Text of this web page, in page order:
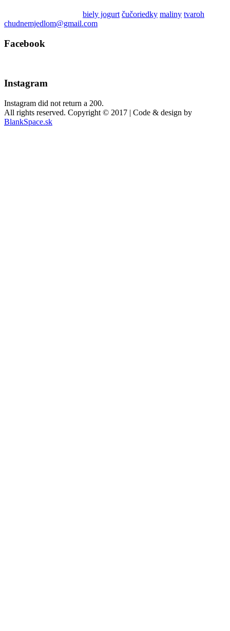
biely jogurt čučoriedky maliny tvaroh
chudnemjedlom@gmail.com
Facebook
Instagram
Instagram did not return a 200.
All rights reserved. Copyright © 2017 | Code & design by
BlankSpace.sk